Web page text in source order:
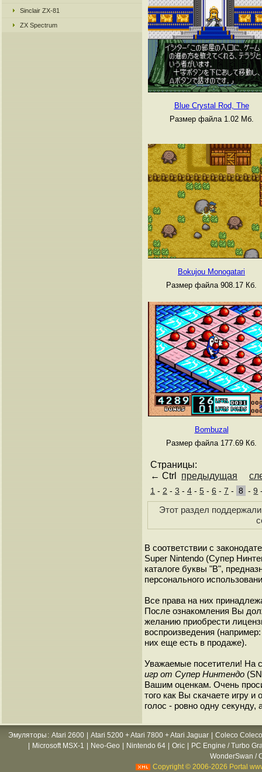
Sinclair ZX-81
ZX Spectrum
Blue Crystal Rod, The
Размер файла 1.02 Мб.
Bokujou Monogatari
Размер файла 908.17 Кб.
Bombuzal
Размер файла 177.69 Кб.
Страницы:
← Ctrl предыдущая
1 - 2 - 3 - 4 - 5 - 6 - 7 - 8 -9
Этот раздел
В соответствии с
Super Nintendo (Супер
каталоге буквы "B",
персонального
Все права на них
После ознакомления Вы
желанию приобрести
воспроизведения
них еще есть в продаже).
Уважаемые посетители! На
игр от Супер Нинтендо
Вашим оценкам. Очень
того как Вы скачаете игру
голос - ровно одну
Эмуляторы : Atari 2600 Atari 5200 + Atari 7800 + Atari Jaguar
Coleco
Microsoft MSX-1 Neo-Geo Nintendo 64 Oric
PC Engine / Turbo
WonderSwan /
Copyright © 2006-2026 Portal